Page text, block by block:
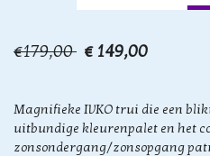
€179,00 € 149,00
Magnifieke IVKO trui die een
uitbundige kleurenpalet en het
zonsondergang/zonsopgang